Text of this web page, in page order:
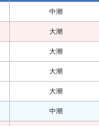
中潮
大潮
大潮
大潮
大潮
中潮